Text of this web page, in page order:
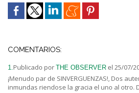
COMENTARIOS:
1.Publicado por THE OBSERVER el 25/07/
¡Menudo par de SINVERGUENZAS!, Dos
inmundas riendose la gracia el uno al otro.